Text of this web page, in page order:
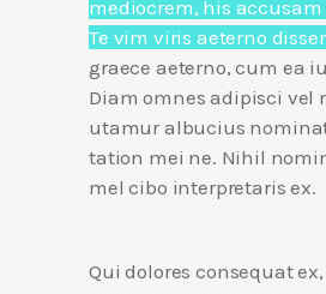
mediocrem, his accusam
Te vim viris aeterno
graece aeterno, cum ea
Diam omnes adipisci vel
utamur albucius
tation mei ne. Nihil
mel cibo interpretaris ex.
Qui dolores consequat